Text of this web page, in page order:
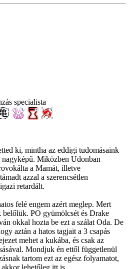
specialista
ki, mintha az eddigi tudomásaink
Miközben Udonban
a Mamát, illetve
azzal a szerencsétlen
retardált.
felé engem azért meglep. Mert
PO gyümölcsét és Drake
okkal hozta be ezt a szálat Oda. De
aztán a hatos tagjait a 3 csapás
mehet a kukába, és csak az
Mondjuk én ettől függetlenül
tartom ezt az egész folyamatot,
lehetőleg itt is.